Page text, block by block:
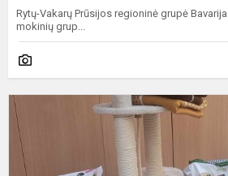
Rytų-Vakarų Prūsijos regioninė grupė
mokinių grup...